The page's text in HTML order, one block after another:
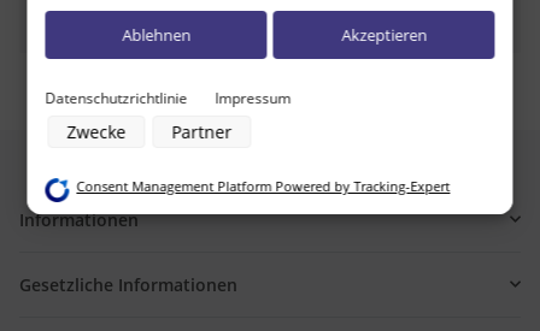
Informationen
Gesetzliche Informationen
von Cookies und Pixeln können Sie jederzeit widerrufen,
indem Sie auf den Datenschutz-Button links unten klicken und
dort die entsprechenden Anpassungen vornehmen.
Zwecke der Datenverarbeitung durch unsere Partner:
Verwendung reduzierter Daten zur Auswahl von Werbeanzeigen
Erstellung von Profilen zur Personalisierung von Inhalten
Verwendung von Profilen zur Auswahl personalisierter Inhalte
Messung der Werbeleistung
Daten aus verschiedenen Quellen
Datenschutzrichtlinie Impressum
Zwecke Partner
Ablehnen Akzeptieren
Consent Management Platform Powered by Tracking-Expert